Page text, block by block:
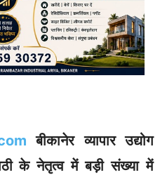
बीकानेर व्यापार उद्योग
के नेतृत्व में बड़ी संख्या में